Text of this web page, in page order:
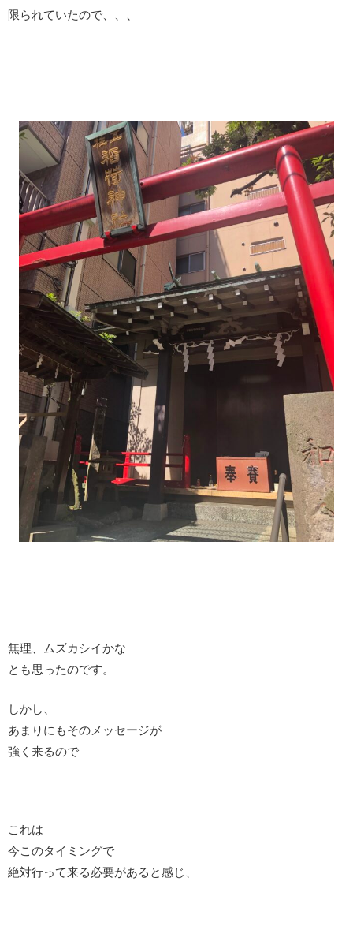
限られていたので、、、
無理、ムズカシイかな
とも思ったのです。
しかし、
あまりにもそのメッセージが
強く来るので
これは
今このタイミングで
絶対行って来る必要があると感じ、